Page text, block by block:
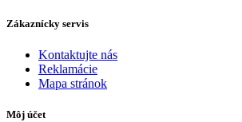
Zákaznícky servis
Kontaktujte nás
Reklamácie
Mapa stránok
Môj účet